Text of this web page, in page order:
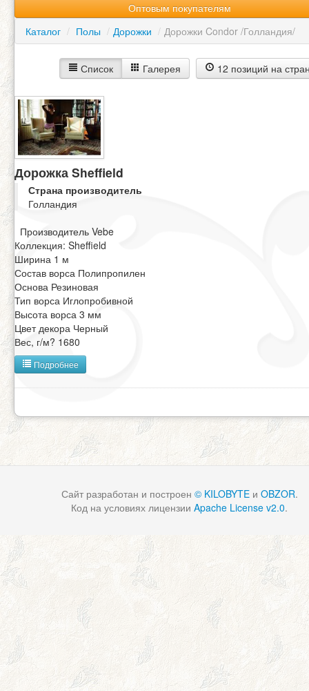
Оптовым покупателям
Каталог / Полы / Дорожки / Дорожки Condor /Голландия/
Список Галерея 12 позиций на
Дорожка Sheffield
Страна производитель
Голландия
Производитель Vebe
Коллекция: Sheffield
Ширина 1 м
Состав ворса Полипропилен
Основа Резиновая
Тип ворса Иглопробивной
Высота ворса 3 мм
Цвет декора Черный
Вес, г/м? 1680
Подробнее
Сайт разработан и построен © KILOBYTEи OBZOR.
Код на условиях лицензии Apache License v2.0.